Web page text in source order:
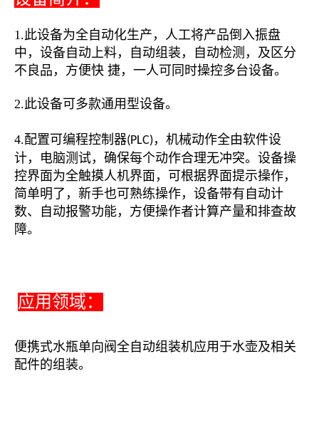
1.此设备为全自动化生产，人工将产品倒入振盘
中，设备自动上料，自动组装，自动检测，及区分
不良品，方便快 捷，一人可同时操控多台设备。
2.此设备可多款通用型设备。
4.配置可编程控制器(PLC)，机械动作全由软件设
计，电脑测试，确保每个动作合理无冲突。设备操
控界面为全触摸人机界面，可根据界面提示操作，
简单明了，新手也可熟练操作，设备带有自动计
数、自动报警功能，方便操作者计算产量和排查故
障。
应用领域：
便携式水瓶单向阀全自动组装机应用于水壶及相关
配件的组装。